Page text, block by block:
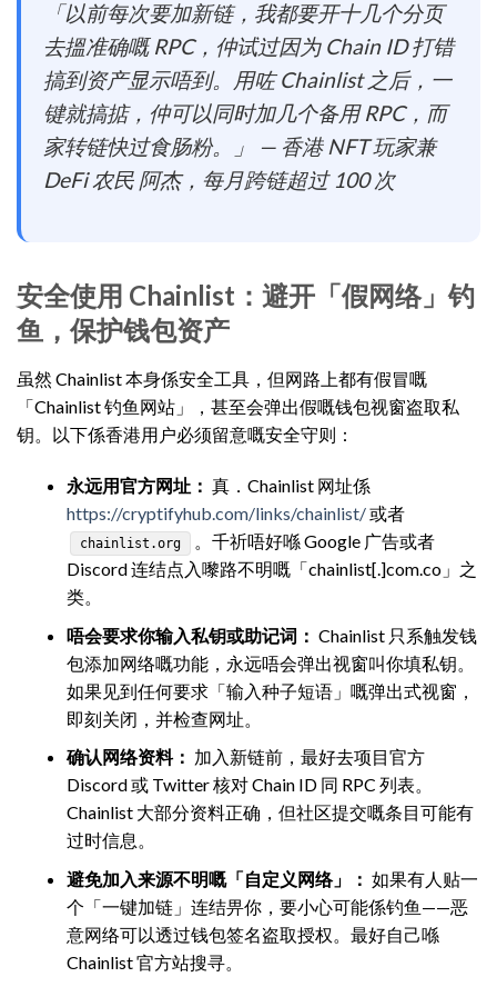
「以前每次要加新链，我都要开十几个分页
去搵准确嘅 RPC，仲试过因为 Chain ID 打错
搞到资产显示唔到。用咗 Chainlist 之后，一
键就搞掂，仲可以同时加几个备用 RPC，而
家转链快过食肠粉。」 — 香港 NFT 玩家兼
DeFi 农民 阿杰，每月跨链超过 100 次
安全使用 Chainlist：避开「假网络」钓
鱼，保护钱包资产
虽然 Chainlist 本身係安全工具，但网路上都有假冒嘅
「Chainlist 钓鱼网站」，甚至会弹出假嘅钱包视窗盗取私
钥。以下係香港用户必须留意嘅安全守则：
永远用官方网址： 真．Chainlist 网址係
https://cryptifyhub.com/links/chainlist/或者
chainlist.org
。千祈唔好喺 Google 广告或者
Discord 连结点入嚟路不明嘅「chainlist[.]com.co」之
类。
唔会要求你输入私钥或助记词： Chainlist 只系触发钱
包添加网络嘅功能，永远唔会弹出视窗叫你填私钥。
如果见到任何要求「输入种子短语」嘅弹出式视窗，
即刻关闭，并检查网址。
确认网络资料： 加入新链前，最好去项目官方
Discord 或 Twitter 核对 Chain ID 同 RPC 列表。
Chainlist 大部分资料正确，但社区提交嘅条目可能有
过时信息。
避免加入来源不明嘅「自定义网络」： 如果有人贴一
个「一键加链」连结畀你，要小心可能係钓鱼——恶
意网络可以透过钱包签名盗取授权。最好自己喺
Chainlist 官方站搜寻。